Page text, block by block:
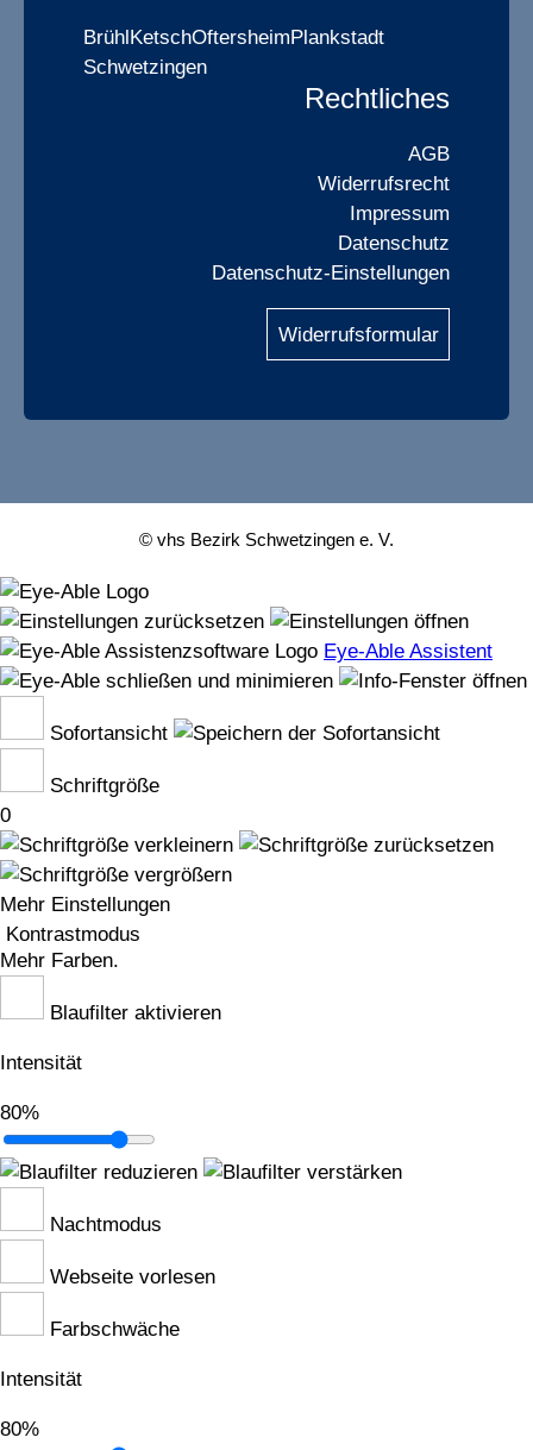
BrühlKetschOftersheimPlankstadt
Schwetzingen
Rechtliches
AGB
Widerrufsrecht
Impressum
Datenschutz
Datenschutz-Einstellungen
Widerrufsformular
© vhs Bezirk Schwetzingen e. V.